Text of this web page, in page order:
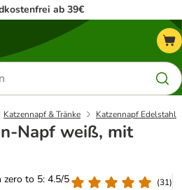
ab 39€
Katzennapf & Tränke Katzennapf Edelstahl
Napf weiß, mit
zero to 5: 4.5/5
(31)